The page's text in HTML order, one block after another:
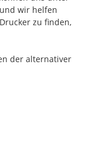
wir helfen
zu finden,
der alternativer